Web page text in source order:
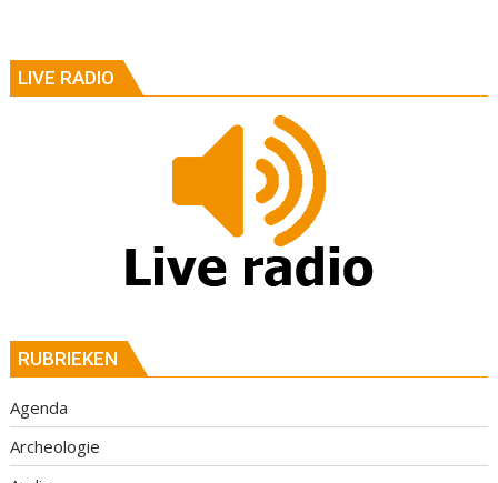
LIVE RADIO
RUBRIEKEN
Agenda
Archeologie